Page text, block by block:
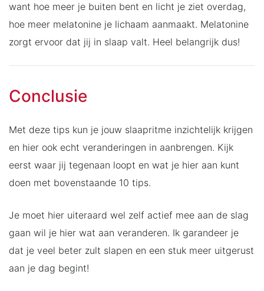
want hoe meer je buiten bent en licht je ziet overdag,
hoe meer melatonine je lichaam aanmaakt. Melatonine
zorgt ervoor dat jij in slaap valt. Heel belangrijk dus!
Conclusie
Met deze tips kun je jouw slaapritme inzichtelijk krijgen
en hier ook echt veranderingen in aanbrengen. Kijk
eerst waar jij tegenaan loopt en wat je hier aan kunt
doen met bovenstaande 10 tips.
Je moet hier uiteraard wel zelf actief mee aan de slag
gaan wil je hier wat aan veranderen. Ik garandeer je
dat je veel beter zult slapen en een stuk meer uitgerust
aan je dag begint!